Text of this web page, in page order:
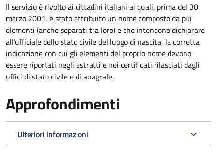
Il servizio è rivolto ai cittadini italiani ai quali, prima del 30
marzo 2001, è stato attribuito un nome composto da più
elementi (anche separati tra loro) e che intendono dichiarare
all’ufficiale dello stato civile del luogo di nascita, la corretta
indicazione con cui gli elementi del proprio nome devono
essere riportati negli estratti e nei certificati rilasciati dagli
uffici di stato civile e di anagrafe.
Approfondimenti
Ulteriori informazioni